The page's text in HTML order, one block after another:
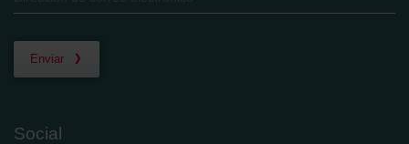
Enviar
Social